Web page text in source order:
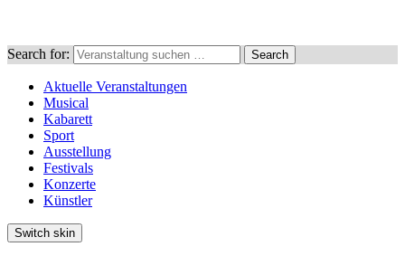
Search for: Search
Aktuelle Veranstaltungen
Musical
Kabarett
Sport
Ausstellung
Festivals
Konzerte
Künstler
Switch skin